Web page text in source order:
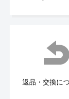
返品・交換に